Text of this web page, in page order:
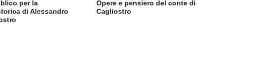
per la
di Alessandro
Opere e pensiero del conte di
Cagliostro